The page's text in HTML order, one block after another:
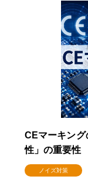
CEマーキン
性」の重要性
ノイズ対策